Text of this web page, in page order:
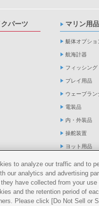
パーツ
ットパーツ
マリン用品
艇体オプショ
航海計器
フィッシング
プレイ用品
ウェーブラン
電装品
内・外装品
操舵装置
ヨット用品
救命品・検査
メンテナンス
アパレル
to analyze our traffic and to
our analytics and advertising
have collected from your
and the retention period of
Please click [Do Not Sell or